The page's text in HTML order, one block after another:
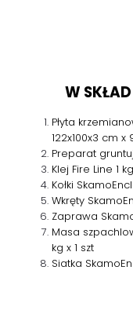
W
Płyta
122x100x3 cm x
Preparat
Klej Fire Line 1
Kołki
Wkręty
Zaprawa
Masa
kg x 1 szt
Siatka